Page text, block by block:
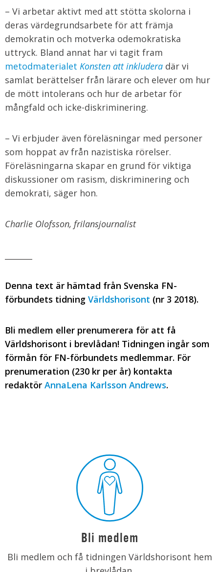
– Vi arbetar aktivt med att stötta skolorna i
deras värdegrundsarbete för att främja
demokratin och motverka odemokratiska
uttryck. Bland annat har vi tagit fram
metodmaterialet Konsten att inkludera där vi
samlat berättelser från lärare och elever om hur
de mött intolerans och hur de arbetar för
mångfald och icke-diskriminering.
– Vi erbjuder även föreläsningar med personer
som hoppat av från nazistiska rörelser.
Föreläsningarna skapar en grund för viktiga
diskussioner om rasism, diskriminering och
demokrati, säger hon.
Charlie Olofsson, frilansjournalist
Denna text är hämtad från Svenska FN-
förbundets tidning Världshorisont (nr 3 2018).
Bli medlem eller prenumerera för att få
Världshorisont i brevlådan! Tidningen ingår som
förmån för FN-förbundets medlemmar. För
prenumeration (230 kr per år) kontakta
redaktör AnnaLena Karlsson Andrews.
Bli medlem
Bli medlem och få tidningen Världshorisont hem